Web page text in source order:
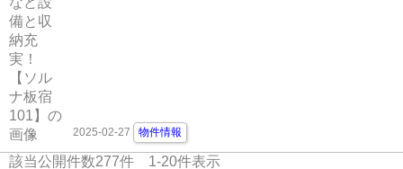
2025-02-27 物件情報
該当公開件数277件 1-20件表示